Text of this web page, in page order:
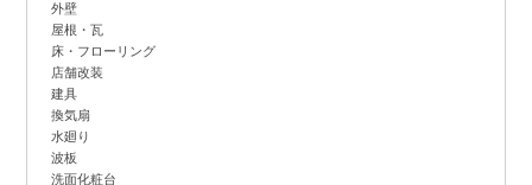
外壁
屋根・瓦
床・フローリング
店舗改装
建具
換気扇
水廻り
波板
洗面化粧台